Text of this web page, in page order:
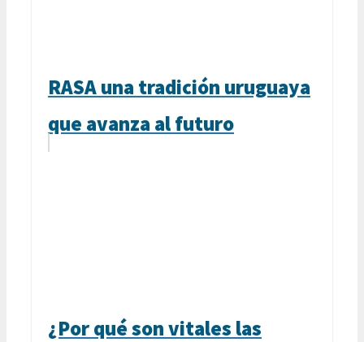
RASA una tradición uruguaya
que avanza al futuro
¿Por qué son vitales las